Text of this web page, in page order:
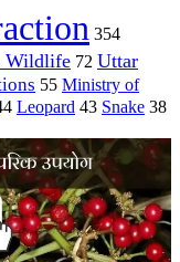
354
Wildlife 72 Uttar
55 Ministry of
Leopard 43 Snake 38